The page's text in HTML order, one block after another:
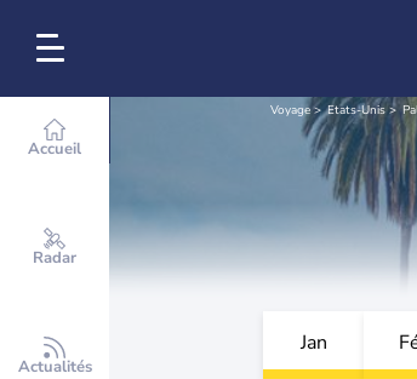
Accueil
Radar
Actualités
Voyage Etats-Unis
Jan